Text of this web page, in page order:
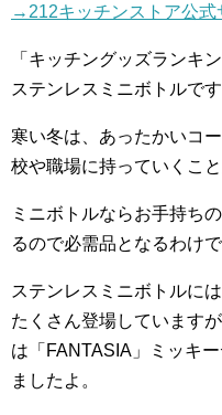
→212キッチンストア公式
「キッチングッズランキ
ステンレスミニボトルです
寒い冬は、あったかいコ
校や職場に持っていくこ
ミニボトルならお手持ち
るので必需品となるわけで
ステンレスミニボトルに
たくさん登場していますが
は「 FANTASIA 」ミッキ
ましたよ。